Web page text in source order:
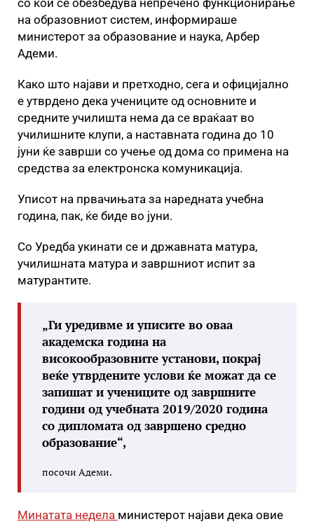
со кои се обезбедува непречено функционирање
на образовниот систем, информираше
министерот за образование и наука, Арбер
Адеми.
Како што најави и претходно, сега и официјално
е утврдено дека учениците од основните и
средните училишта нема да се враќаат во
училишните клупи, а наставната година до 10
јуни ќе заврши со учење од дома со примена на
средства за електронска комуникација.
Уписот на првачињата за наредната учебна
година, пак, ќе биде во јуни.
Со Уредба укинати се и државната матура,
училишната матура и завршниот испит за
матурантите.
„Ги уредивме и уписите во оваа
академска година на
високообразовните установи, покрај
веќе утврдените услови ќе можат да се
запишат и учениците од завршните
години од учебната 2019/2020 година
со дипломата од завршено средно
образование“,
посочи Адеми.
Минатата недела министерот најави дека овие